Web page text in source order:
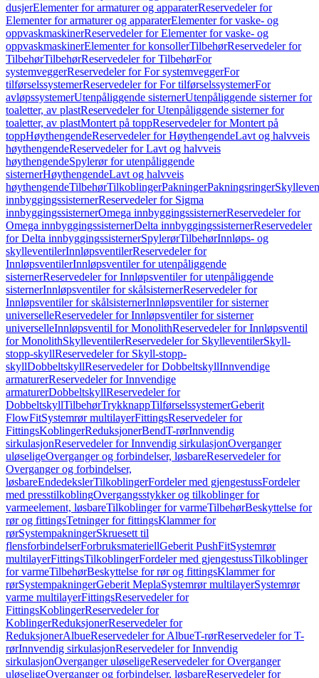
dusjerElementer for armaturer og apparaterReservedeler for
Elementer for armaturer og apparaterElementer for vaske- og
oppvaskmaskinerReservedeler for Elementer for vaske- og
oppvaskmaskinerElementer for konsollerTilbehørReservedeler for
TilbehørTilbehørReservedeler for TilbehørFor
systemveggerReservedeler for For systemveggerFor
tilførselssystemerReservedeler for For tilførselssystemerFor
avløpssystemerUtenpåliggende sisternerUtenpåliggende sisterner for
toaletter, av plastReservedeler for Utenpåliggende sisterner for
toaletter, av plastMontert på toppReservedeler for Montert på
toppHøythengendeReservedeler for HøythengendeLavt og halvveis
høythengendeReservedeler for Lavt og halvveis
høythengendeSpylerør for utenpåliggende
sisternerHøythengendeLavt og halvveis
høythengendeTilbehørTilkoblingerPakningerPakningsringer
innbyggingssisternerReservedeler for Sigma
innbyggingssisternerOmega innbyggingssisternerReservedeler for
Omega innbyggingssisternerDelta innbyggingssisternerReservedeler
for Delta innbyggingssisternerSpylerørTilbehørInnløps- og
skylleventilerInnløpsventilerReservedeler for
InnløpsventilerInnløpsventiler for utenpåliggende
sisternerReservedeler for Innløpsventiler for utenpåliggende
sisternerInnløpsventiler for skålsisternerReservedeler for
Innløpsventiler for skålsisternerInnløpsventiler for sisterner
universelleReservedeler for Innløpsventiler for sisterner
universelleInnløpsventil for MonolithReservedeler for Innløpsventil
for MonolithSkylleventilerReservedeler for SkylleventilerSkyll-
stopp-skyllReservedeler for Skyll-stopp-
skyllDobbeltskyllReservedeler for DobbeltskyllInnvendige
armaturerReservedeler for Innvendige
armaturerDobbeltskyllReservedeler for
DobbeltskyllTilbehørTrykknappTilførselssystemerGeberit
FlowFitSystemrør multilayerFittingsReservedeler for
FittingsKoblingerReduksjonerBendT-rørInnvendig
sirkulasjonReservedeler for Innvendig sirkulasjonOverganger
uløseligeOverganger og forbindelser, løsbareReservedeler for
Overganger og forbindelser,
løsbareEndedekslerTilkoblingerFordeler med gjengestussFordeler
med presstilkoblingOvergangsstykker og tilkoblinger for
varmeelement, løsbareTilkoblinger for varmeTilbehørBeskyttelse for
rør og fittingsTetninger for fittingsKlammer for
rørSystempakningerSkruesett til
flensforbindelserForbruksmateriellGeberit PushFitSystemrør
multilayerFittingsTilkoblingerFordeler med gjengestussTilkoblinger
for varmeTilbehørBeskyttelse for rør og fittingsKlammer for
rørSystempakningerGeberit MeplaSystemrør multilayerSystemrør
varme multilayerFittingsReservedeler for
FittingsKoblingerReservedeler for
KoblingerReduksjonerReservedeler for
ReduksjonerAlbueReservedeler for AlbueT-rørReservedeler for T-
rørInnvendig sirkulasjonReservedeler for Innvendig
sirkulasjonOverganger uløseligeReservedeler for Overganger
uløseligeOverganger og forbindelser, løsbareReservedeler for